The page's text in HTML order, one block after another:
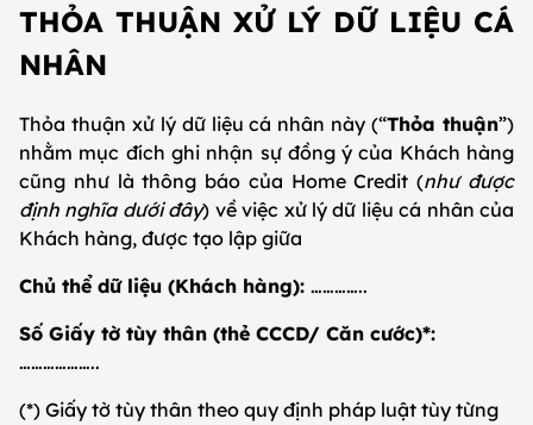
THỎA THUẬN XỬ LÝ DỮ LIỆU CÁ
NHÂN
Thỏa thuận xử lý dữ liệu cá nhân này (“Thỏa thuận”)
nhằm mục đích ghi nhận sự đồng ý của Khách hàng
cũng như là thông báo của Home Credit (như được
định nghĩa dưới đây) về việc xử lý dữ liệu cá nhân của
Khách hàng, được tạo lập giữa
Chủ thể dữ liệu (Khách hàng): …………..
Số Giấy tờ tùy thân (thẻ CCCD/ Căn cước)*:
………………..
(*) Giấy tờ tùy thân theo quy định pháp luật tùy từng